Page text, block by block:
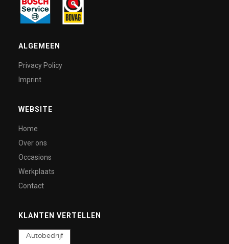
ALGEMEEN
Privacy Policy
Imprint
WEBSITE
Home
Over ons
Occasions
Werkplaats
Contact
KLANTEN VERTELLEN
Autobedrijf